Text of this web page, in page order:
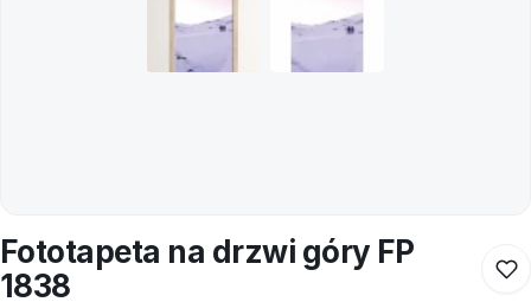
Fototapeta na drzwi góry FP
1838